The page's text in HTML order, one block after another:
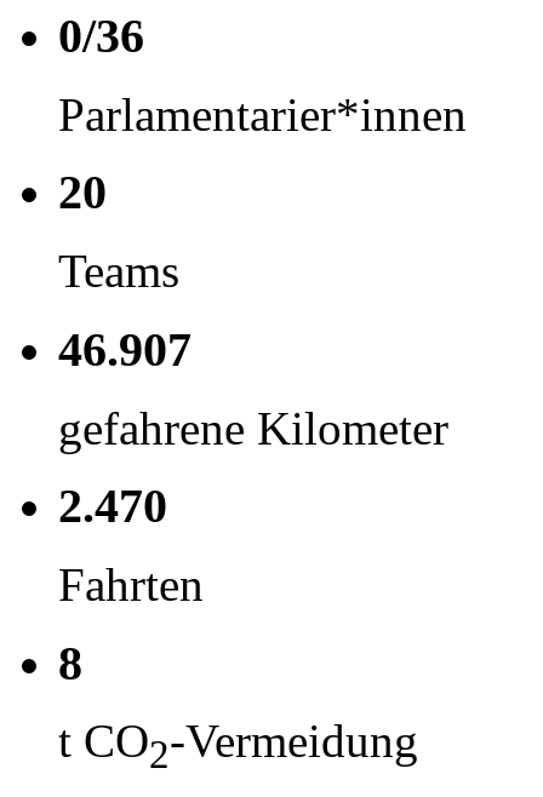
0/36
Parlamentarier*innen
20
Teams
46.907
gefahrene Kilometer
2.470
Fahrten
8
t CO2-Vermeidung